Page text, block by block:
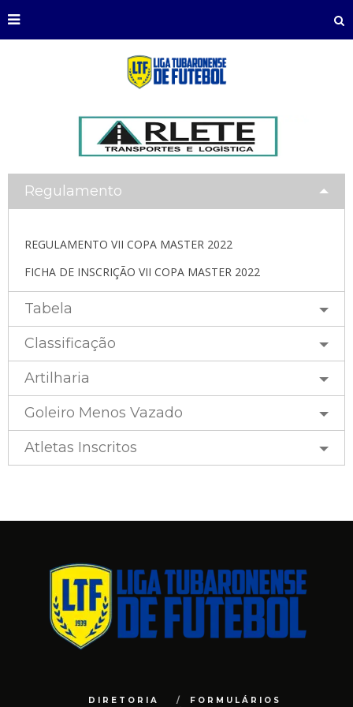
Regulamento
REGULAMENTO VII COPA MASTER 2022
FICHA DE INSCRIÇÃO VII COPA MASTER 2022
Tabela
Classificação
Artilharia
Goleiro Menos Vazado
Atletas Inscritos
DIRETORIA FORMULÁRIOS